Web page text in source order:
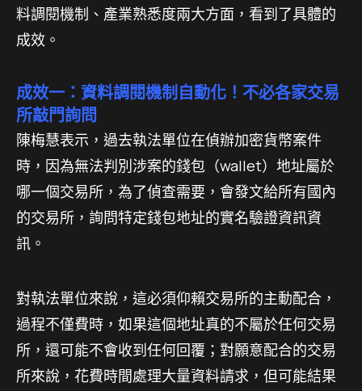
料調閱機制、產業熟悉度兩大方面，看到了具體的
成效。
成效一：資料調閱機制自動化！不必各家交易
所敲門詢問
陳梅慧表示，過去執法單位在偵辦加密貨幣案件
時，因為無法判別涉案的錢包（wallet）地址屬於
哪一個交易所，為了偵查需要，會發文給所有國內
的交易所，詢問特定錢包地址的實名驗證資訊資
訊。
對執法單位來說，這必須仰賴交易所的主動配合，
過程不僅費時，如果這個地址真的不屬於任何交易
所，還可能不會收到任何回覆；對願意配合的交易
所來說，花費時間處理大量資料請求，但可能結果